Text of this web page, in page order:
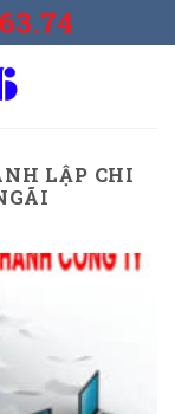
LẬP CHI